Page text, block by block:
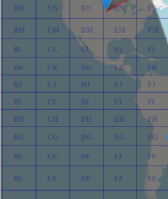
BE
BF
BG
BH
BI
BJ
BK
BL
BM
BN
CE
CF
CG
CH
CI
CJ
CK
CL
CM
CN
DE
DF
DG
DH
DI
DJ
DK
DL
DM
DN
EE
EF
EG
EH
EI
EJ
EK
EL
EM
EN
FE
FF
FG
FH
FI
FJ
FK
FL
FM
FN